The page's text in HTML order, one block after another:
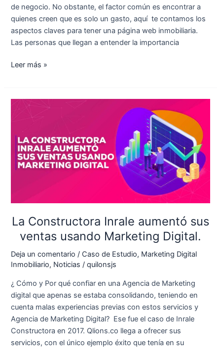
de negocio. No obstante, el factor común es encontrar a
quienes creen que es solo un gasto, aquí te contamos los
aspectos claves para tener una página web inmobiliaria.
Las personas que llegan a entender la importancia
Leer más »
La Constructora Inrale aumentó sus
ventas usando Marketing Digital.
Deja un comentario / Caso de Estudio, Marketing Digital
Inmobiliario, Noticias /quilonsjs
¿ Cómo y Por qué confiar en una Agencia de Marketing
digital que apenas se estaba consolidando, teniendo en
cuenta malas experiencias previas con estos servicios y
Agencia de Marketing Digital? Ese fue el caso de Inrale
Constructora en 2017. Qlions.co llega a ofrecer sus
servicios, con el único ejemplo éxito que tenía en su
Constructora
aumentó
sus
ventas